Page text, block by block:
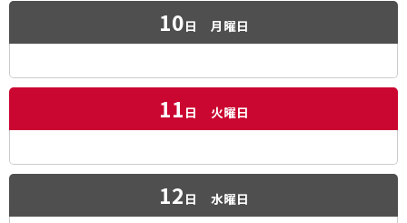
10日 月曜日
11 日 火曜日
12 日 水曜日